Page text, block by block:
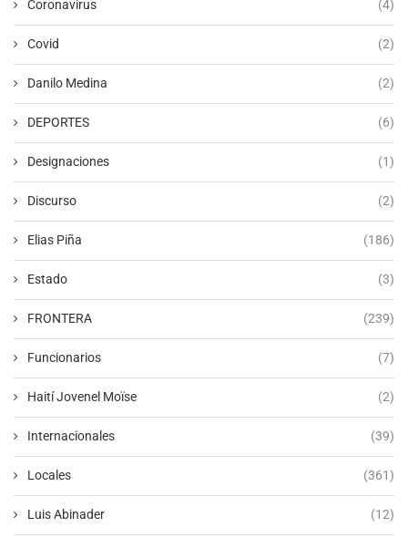
Coronavirus (4)
Covid (2)
Danilo Medina (2)
DEPORTES (6)
Designaciones (1)
Discurso (2)
Elias Piña (186)
Estado (3)
FRONTERA (239)
Funcionarios (7)
Haití Jovenel Moïse (2)
Internacionales (39)
Locales (361)
Luis Abinader (12)